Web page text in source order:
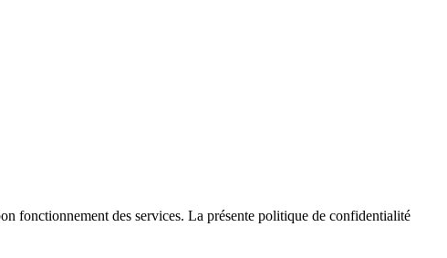
fonctionnement des services. La présente politique de confidentialité